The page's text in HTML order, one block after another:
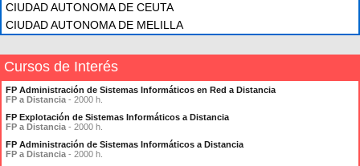
CIUDAD AUTONOMA DE CEUTA
CIUDAD AUTONOMA DE MELILLA
Cursos de Interés
FP Administración de Sistemas Informáticos en Red a Distancia
FP a Distancia - 2000 h.
FP Explotación de Sistemas Informáticos a Distancia
FP a Distancia - 2000 h.
FP Administración de Sistemas Informáticos a Distancia
FP a Distancia - 2000 h.